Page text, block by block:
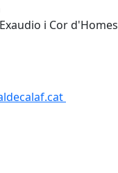
i Cor d'Homes